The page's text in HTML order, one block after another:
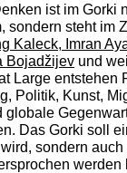
ist im Gorki
sondern steht im
Kaleck, Imran
Bojadžijevund
Large entstehen
Politik, Kunst,
globale
Das Gorki soll
sondern auch
werden